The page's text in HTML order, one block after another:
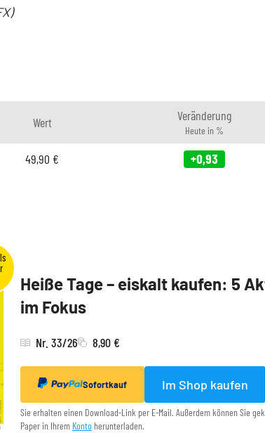
Wert Veränderung
Heute in %
49,90 € +0,93
Heiße Tage – eiskalt kaufen: 5
im Fokus
Nr. 33/26 8,90 €
Sofortkauf Im Shop kaufen
Sie erhalten einen Download-Link per E-Mail. Außerdem können Sie
Paper in Ihrem Konto herunterladen.